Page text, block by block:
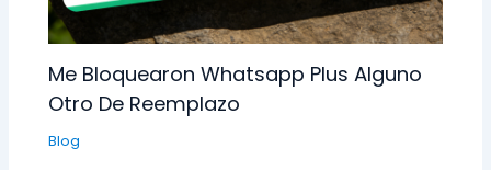
Me Bloquearon Whatsapp Plus Alguno
Otro De Reemplazo
Blog